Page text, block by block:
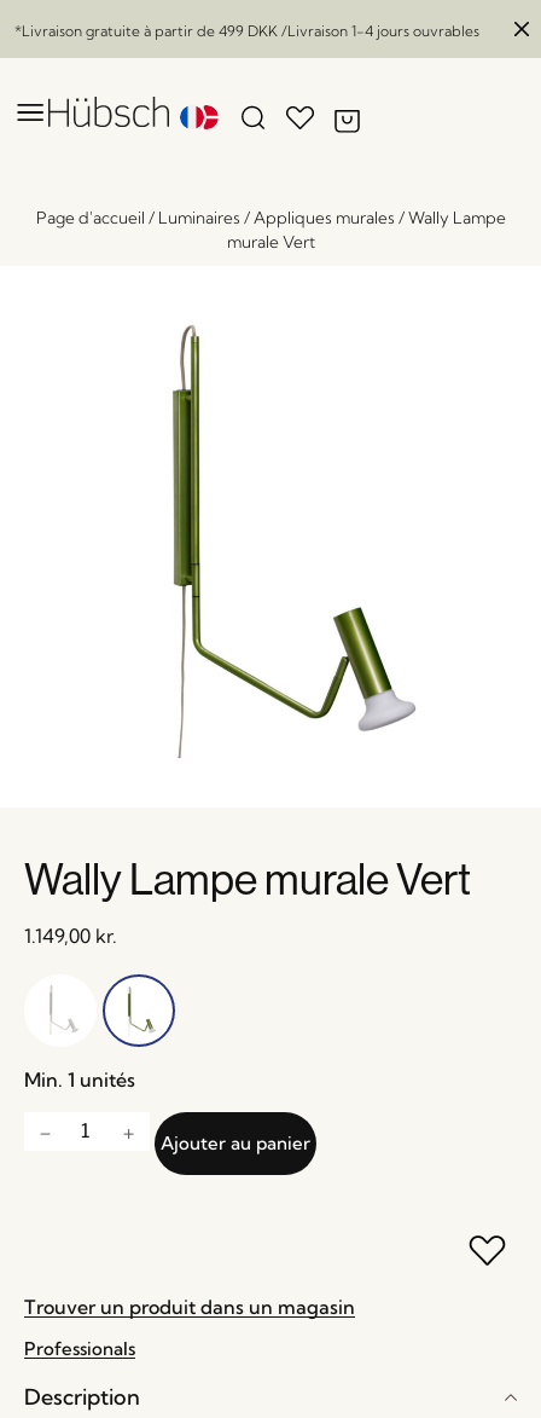
*Livraison gratuite à partir de 499 DKK /Livraison 1-4 jours ouvrables
Page d'accueil / Luminaires / Appliques murales /Wally Lampe
murale Vert
Wally Lampe murale Vert
1.149,00 kr.
Min. 1 unités
Ajouter au panier
Trouver un produit dans un magasin
Professionals
Description